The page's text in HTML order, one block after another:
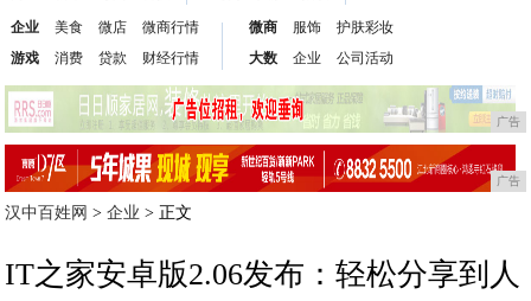
企业
游戏
美食
消费
微店
贷款
微商行情
财经行情
微商
大数
服饰
企业
护肤彩妆
公司活动
广告
广告
汉中百姓网 >企业 > 正文
IT之家安卓版2.06发布：轻松分享到人